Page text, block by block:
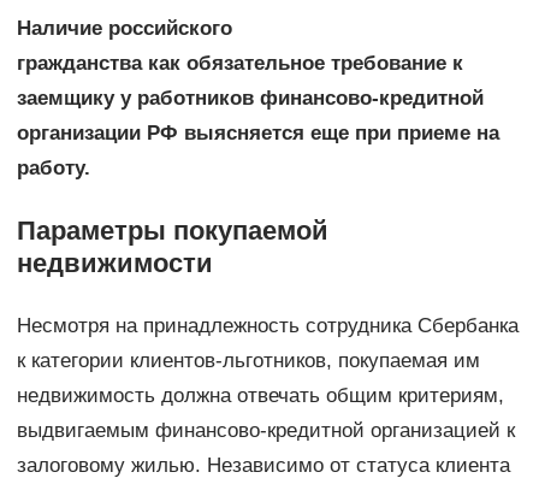
Наличие российского
гражданства как обязательное требование к
заемщику у работников финансово-кредитной
организации РФ выясняется еще при приеме на
работу.
Параметры покупаемой
недвижимости
Несмотря на принадлежность сотрудника Сбербанка
к категории клиентов-льготников, покупаемая им
недвижимость должна отвечать общим критериям,
выдвигаемым финансово-кредитной организацией к
залоговому жилью. Независимо от статуса клиента